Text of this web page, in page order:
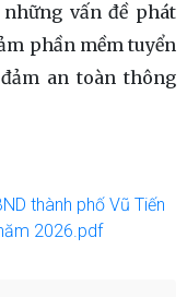
vấn đề phát
phần mềm tuyển
an toàn thông
thành phố Vũ Tiến
2026.pdf